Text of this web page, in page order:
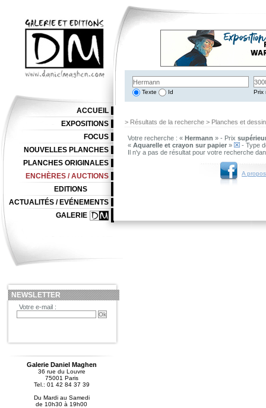
Texte Id Prix
> Résultats de la recherche > Planches et
Votre recherche : « Hermann » - Prix
« Aquarelle et crayon sur papier »
- Type
Il n'y a pas de résultat pour votre recherche
A
ACCUEIL
EXPOSITIONS
FOCUS
NOUVELLES PLANCHES
PLANCHES ORIGINALES
ENCHÈRES / AUCTIONS
EDITIONS
ACTUALITÉS / EVÉNEMENTS
GALERIE
NEWSLETTER
Votre e-mail :
Galerie Daniel Maghen
36 rue du Louvre
75001 Paris
Tel.: 01 42 84 37 39
Du Mardi au Samedi
de 10h30 à 19h00